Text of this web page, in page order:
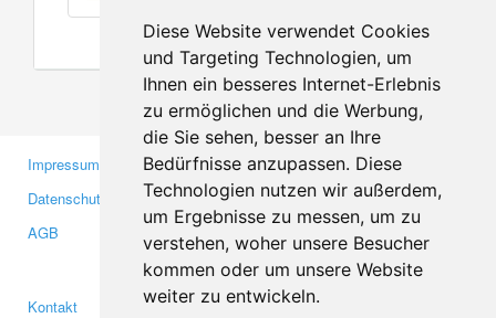
Diese Website verwendet Cookies
und Targeting Technologien, um
Ihnen ein besseres Internet-Erlebnis
zu ermöglichen und die Werbung,
die Sie sehen, besser an Ihre
Bedürfnisse anzupassen. Diese
Technologien nutzen wir außerdem,
um Ergebnisse zu messen, um zu
verstehen, woher unsere Besucher
kommen oder um unsere Website
weiter zu entwickeln.
Impressum
Datenschutzerklärung
AGB
Gewerbetreibende
Investoren
Medien
Kontakt
Facebook